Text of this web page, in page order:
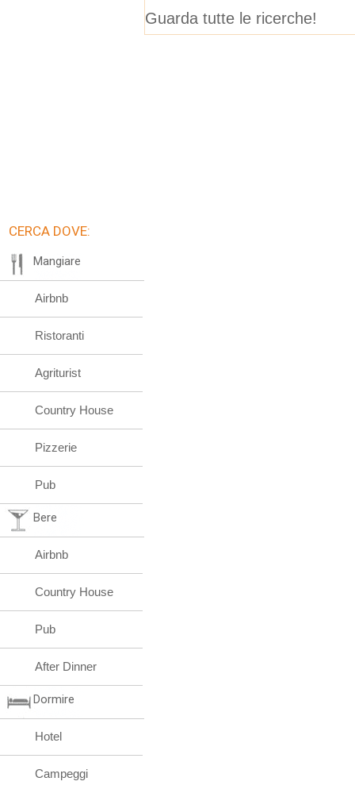
Guarda tutte le ricerche!
CERCA DOVE:
Mangiare
Airbnb
Ristoranti
Agriturist
Country House
Pizzerie
Pub
Bere
Airbnb
Country House
Pub
After Dinner
Dormire
Hotel
Campeggi